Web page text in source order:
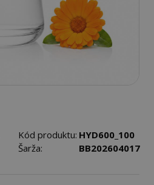
Kód produktu: HYD600_100
Šarža: BB202604017